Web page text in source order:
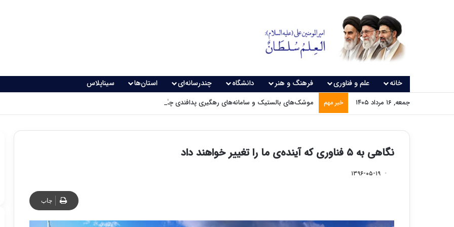
خانه علم و فناوری فرهنگ و هنر دانشگاه چندرسانه‌ای استان‌ها سیناپلاس
جمعه, ۱۶ مرداد ۱۴۰۵ خبر مهم موشک‌های بالستیک و سامانه‌های رهگیری پدافندی چگونه کار می کنند؟
نگاهی به ۵ فناوری که آینده‌ی ما را تغییر خواهند داد
۱۳۹۶-۰۵-۱۹
چاپ